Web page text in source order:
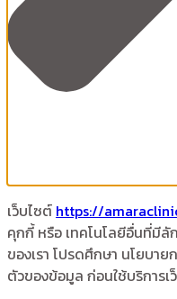
เว็บไซต์ https://
คุกกี้ หรือ เทคโนโลยีอื่นที่มี
ของเรา โปรดศึกษา นโยบา
ตัวของข้อมูล ก่อนใช้บริการ